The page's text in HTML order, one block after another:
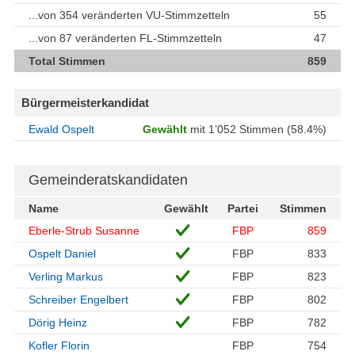
...von 354 veränderten VU-Stimmzetteln
55
...von 87 veränderten FL-Stimmzetteln
47
Total Stimmen
859
Bürgermeisterkandidat
Ewald Ospelt Gewählt mit 1’052 Stimmen (58.4%)
Gemeinderatskandidaten
Name Gewählt Partei
Stimmen
Eberle-Strub Susanne
FBP
859
Ospelt Daniel
FBP
833
Verling Markus
FBP
823
Schreiber Engelbert
FBP
802
Dörig Heinz
FBP
782
Kofler Florin
FBP
754